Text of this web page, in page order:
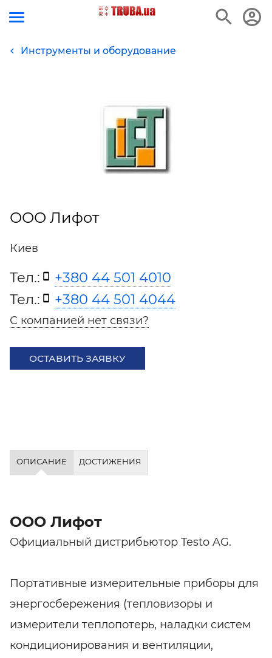
Инструменты и оборудование
ООО Лифот
Киев
Тел.:
+380 44 501 4010
Тел.:
+380 44 501 4044
С компанией нет связи?
ОСТАВИТЬ ЗАЯВКУ
ОПИСАНИЕ ДОСТИЖЕНИЯ
ООО Лифот
Официальный дистрибьютор Testo AG.
Портативные измерительные приборы для
энергосбережения (тепловизоры и
измерители теплопотерь, наладки систем
кондиционирования и вентиляции,